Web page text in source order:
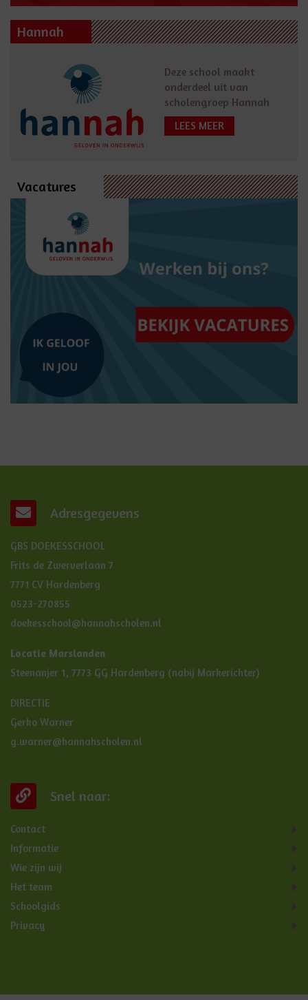
Hannah
Deze school maakt
onderdeel uit van
scholengroep Hannah
LEES MEER
Vacatures
Adresgegevens
GBS DOEKESSCHOOL
Frits de Zwerverlaan 7
7771 CV Hardenberg
0523-270855
doekesschool@hannahscholen.nl
Locatie Marslanden
Steenanjer 1, 7773 GG Hardenberg (nabij Markerichter)
DIRECTIE
Gerko Warner
g.warner@hannahscholen.nl
Snel naar:
Contact
Informatie
Wie zijn wij
Het team
Schoolgids
Privacy